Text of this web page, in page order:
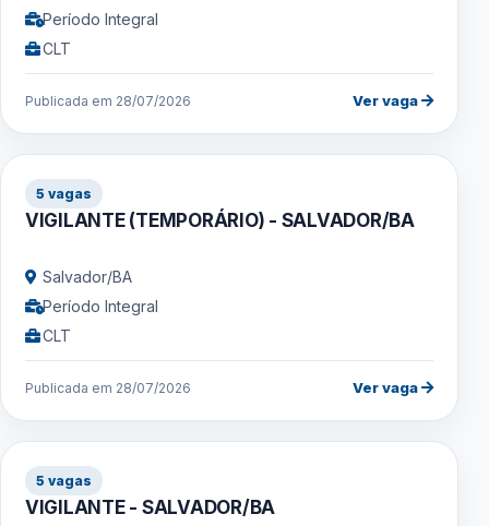
Período Integral
CLT
Publicada em 28/07/2026 Ver vaga
5 vagas
VIGILANTE (TEMPORÁRIO) - SALVADOR/BA
Salvador/BA
Período Integral
CLT
Publicada em 28/07/2026 Ver vaga
5 vagas
VIGILANTE - SALVADOR/BA